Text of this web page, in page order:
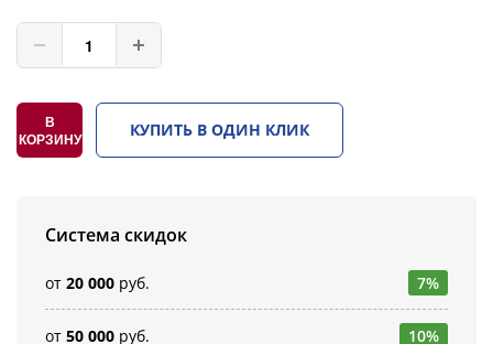
В
КОРЗИНУ
КУПИТЬ В ОДИН КЛИК
Система скидок
от 20 000 руб. 7%
от 50 000 руб. 10%